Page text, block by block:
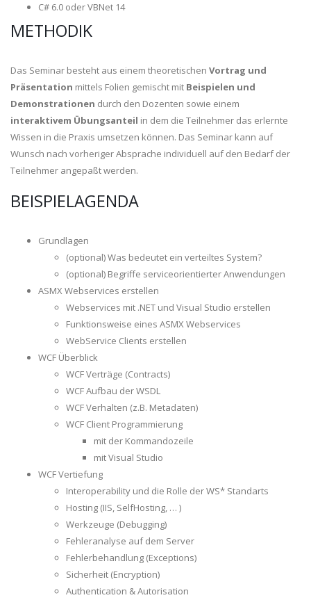
C# 6.0 oder VBNet 14
METHODIK
Das Seminar besteht aus einem theoretischen Vortrag und
Präsentation mittels Folien gemischt mit Beispielen und
Demonstrationen durch den Dozenten sowie einem
interaktivem Übungsanteil in dem die Teilnehmer das erlernte
Wissen in die Praxis umsetzen können. Das Seminar kann auf
Wunsch nach vorheriger Absprache individuell auf den Bedarf der
Teilnehmer angepaßt werden.
BEISPIELAGENDA
Grundlagen
(optional) Was bedeutet ein verteiltes System?
(optional) Begriffe serviceorientierter Anwendungen
ASMX Webservices erstellen
Webservices mit .NET und Visual Studio erstellen
Funktionsweise eines ASMX Webservices
WebService Clients erstellen
WCF Überblick
WCF Verträge (Contracts)
WCF Aufbau der WSDL
WCF Verhalten (z.B. Metadaten)
WCF Client Programmierung
mit der Kommandozeile
mit Visual Studio
WCF Vertiefung
Interoperability und die Rolle der WS* Standarts
Hosting (IIS, SelfHosting, … )
Werkzeuge (Debugging)
Fehleranalyse auf dem Server
Fehlerbehandlung (Exceptions)
Sicherheit (Encryption)
Authentication & Autorisation